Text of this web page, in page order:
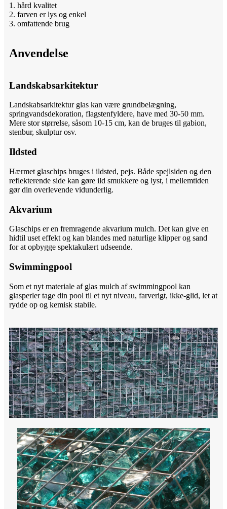
1. hård kvalitet
2. farven er lys og enkel
3. omfattende brug
Anvendelse
Landskabsarkitektur
Landskabsarkitektur glas kan være grundbelægning,
springvandsdekoration, flagstenfyldere, have med 30-50 mm.
Mere stor størrelse, såsom 10-15 cm, kan de bruges til gabion,
stenbur, skulptur osv.
Ildsted
Hærmet glaschips bruges i ildsted, pejs. Både spejlsiden og den
reflekterende side kan gøre ild smukkere og lyst, i mellemtiden
gør din overlevende vidunderlig.
Akvarium
Glaschips er en fremragende akvarium mulch. Det kan give en
hidtil uset effekt og kan blandes med naturlige klipper og sand
for at opbygge spektakulært udseende.
Swimmingpool
Som et nyt materiale af glas mulch af swimmingpool kan
glasperler tage din pool til et nyt niveau, farverigt, ikke-glid, let at
rydde op og kemisk stabile.